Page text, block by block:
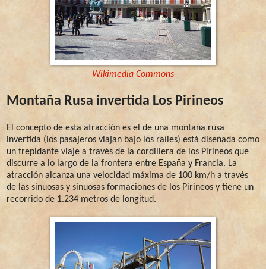
Wikimedia Commons
Montaña Rusa invertida Los Pirineos
El concepto de esta atracción es el de una montaña rusa
invertida (los pasajeros viajan bajo los raíles) está diseñada como
un trepidante viaje a través de la cordillera de los Pirineos que
discurre a lo largo de la frontera entre España y Francia. La
atracción alcanza una velocidad máxima de 100 km/h a través
de las sinuosas y sinuosas formaciones de los Pirineos y tiene un
recorrido de 1.234 metros de longitud.